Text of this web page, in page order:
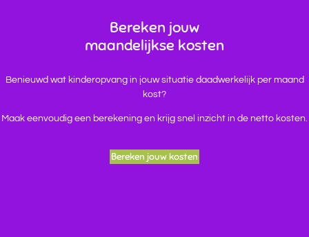
Bereken jouw
maandelijkse kosten
Benieuwd wat kinderopvang in jouw situatie daadwerkelijk per maand
kost?
Maak eenvoudig een berekening en krijg snel inzicht in de netto kosten.
Bereken jouw kosten